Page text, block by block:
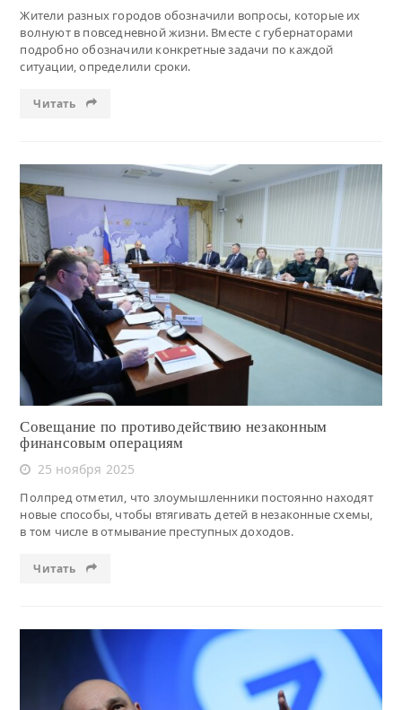
Жители разных городов обозначили вопросы, которые их
волнуют в повседневной жизни. Вместе с губернаторами
подробно обозначили конкретные задачи по каждой
ситуации, определили сроки.
Читать
Совещание по противодействию незаконным
финансовым операциям
25 ноября 2025
Полпред отметил, что злоумышленники постоянно находят
новые способы, чтобы втягивать детей в незаконные схемы,
в том числе в отмывание преступных доходов.
Читать